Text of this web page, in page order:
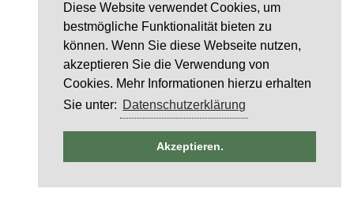
Diese Website verwendet Cookies, um
bestmögliche Funktionalität bieten zu
können. Wenn Sie diese Webseite nutzen,
akzeptieren Sie die Verwendung von
Cookies. Mehr Informationen hierzu erhalten
Sie unter: Datenschutzerklärung
Akzeptieren.
Layoutcredit by HTML5 UP